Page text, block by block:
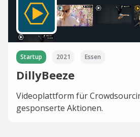
Startup 2021 Essen
DillyBeeze
Videoplattform für
gesponserte Aktionen.